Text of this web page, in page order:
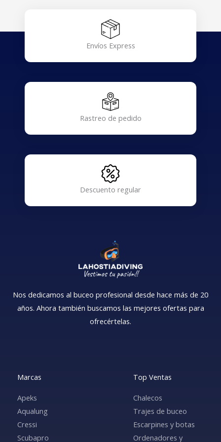
Envíos Express
Rastreo de pedido
Descuento regular
Nos dedicamos al buceo profesional desde hace más de 20
años. Ahora también buscamos las mejores ofertas para
ofrecértelas.
Marcas
Apeks
Aqualung
Cressi
Scubapro
Top Ventas
Chalecos
Trajes de buceo
Escarpines y botas
Ordenadores y